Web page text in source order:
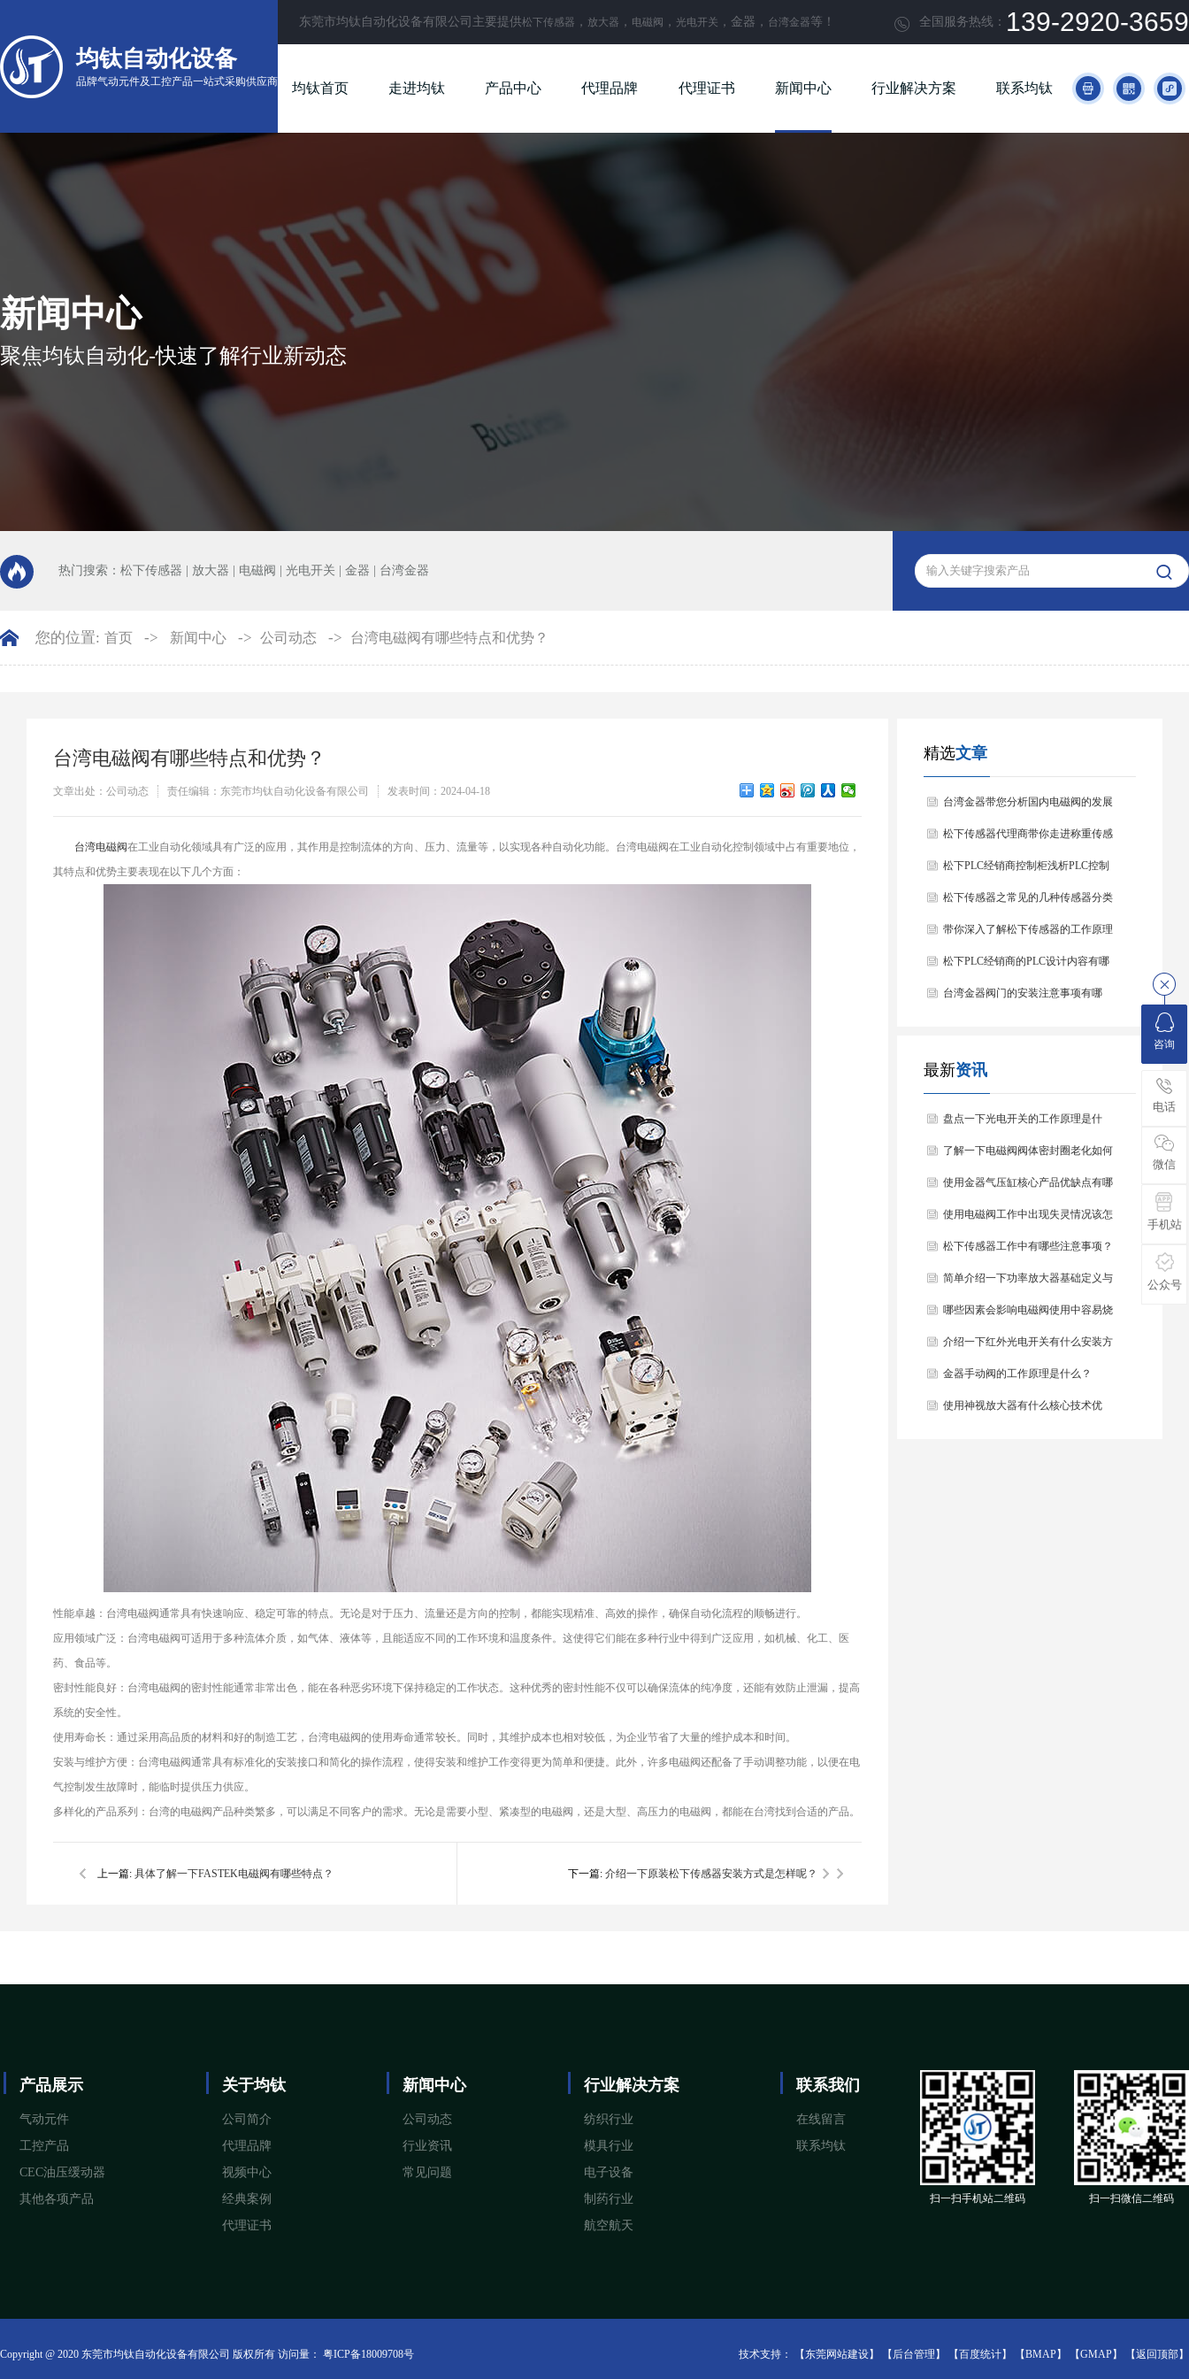
均钛自动化设备
品牌气动元件及工控产品一站式采购供应商
东莞市均钛自动化设备有限公司主要提供松下传感器 ， 放大器 ， 电磁阀 ， 光电开关 ，金器， 台湾金器等！  全国服务热线： 139-2920-3659
均钛首页 走进均钛 产品中心 代理品牌 代理证书 新闻中心 行业解决方案 联系均钛   
新闻中心
聚焦均钛自动化-快速了解行业新动态
热门搜索： 松下传感器 放大器 电磁阀 光电开关 金器 台湾金器 
您的位置: 首页 -> 新闻中心 -> 公司动态 -> 台湾电磁阀有哪些特点和优势？
台湾电磁阀有哪些特点和优势？
文章出处：公司动态 责任编辑：东莞市均钛自动化设备有限公司 发表时间：2024-04-18
​台湾电磁阀在工业自动化领域具有广泛的应用，其作用是控制流体的方向、压力、流量等，以实现各种自动化功能。台湾电磁阀在工业自动化控制领域中占有重要地位，
其特点和优势主要表现在以下几个方面：
性能卓越：台湾电磁阀通常具有快速响应、稳定可靠的特点。无论是对于压力、流量还是方向的控制，都能实现精准、高效的操作，确保自动化流程的顺畅进行。
应用领域广泛：台湾电磁阀可适用于多种流体介质，如气体、液体等，且能适应不同的工作环境和温度条件。这使得它们能在多种行业中得到广泛应用，如机械、化工、医
药、食品等。
密封性能良好：台湾电磁阀的密封性能通常非常出色，能在各种恶劣环境下保持稳定的工作状态。这种优秀的密封性能不仅可以确保流体的纯净度，还能有效防止泄漏，提高
系统的安全性。
使用寿命长：通过采用高品质的材料和好的制造工艺，台湾电磁阀的使用寿命通常较长。同时，其维护成本也相对较低，为企业节省了大量的维护成本和时间。
安装与维护方便：台湾电磁阀通常具有标准化的安装接口和简化的操作流程，使得安装和维护工作变得更为简单和便捷。此外，许多电磁阀还配备了手动调整功能，以便在电
气控制发生故障时，能临时提供压力供应。
多样化的产品系列：台湾的电磁阀产品种类繁多，可以满足不同客户的需求。无论是需要小型、紧凑型的电磁阀，还是大型、高压力的电磁阀，都能在台湾找到合适的产品。
上一篇: 具体了解一下FASTEK电磁阀有哪些特点？ 下一篇: 介绍一下原装松下传感器安装方式是怎样呢？
精选文章
台湾金器带您分析国内电磁阀的发展
情况
松下传感器代理商带你走进称重传感
器
松下PLC经销商控制柜浅析PLC控制
器的基本结构
松下传感器之常见的几种传感器分类
以及他们的特点
带你深入了解松下传感器的工作原理
以及分类
松下PLC经销商的PLC设计内容有哪
些？
台湾金器阀门的安装注意事项有哪
最新资讯
盘点一下光电开关的工作原理是什
么？
了解一下电磁阀阀体密封圈老化如何
处理？
使用金器气压缸核心产品优缺点有哪
些？
使用电磁阀工作中出现失灵情况该怎
么办？
松下传感器工作中有哪些注意事项？
简单介绍一下功率放大器基础定义与
结构组成？
哪些因素会影响电磁阀使用中容易烧
毁？
介绍一下红外光电开关有什么安装方
法？
金器手动阀的工作原理是什么？
使用神视放大器有什么核心技术优
产品展示
气动元件
工控产品
CEC油压缓动器
其他各项产品
关于均钛
公司简介
代理品牌
视频中心
经典案例
代理证书
新闻中心
公司动态
行业资讯
常见问题
行业解决方案
纺织行业
模具行业
电子设备
制药行业
航空航天
联系我们
在线留言
联系均钛
扫一扫手机站二维码 扫一扫微信二维码
Copyright @ 2020 东莞市均钛自动化设备有限公司 版权所有 访问量： 粤ICP备18009708号 技术支持： 【东莞网站建设】 【后台管理】 【百度统计】 【BMAP】 【GMAP】 【返回顶部】
咨询
电话
微信
手机站
公众号